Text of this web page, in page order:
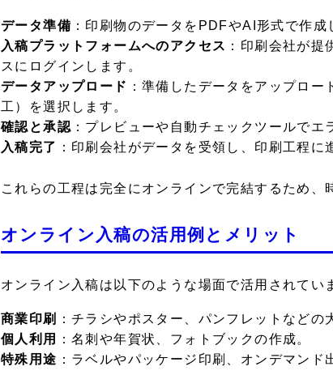
データ準備 ：印刷物のデータをPDFやAI形式で作
入稿プラットフォームへのアクセス ：印刷会社が
スにログインします。
データアップロード ：準備したデータをアップロ
工）を選択します。
確認と承認 ：プレビューや自動チェックツールでエ
入稿完了 ：印刷会社がデータを受領し、印刷工程に
これらの工程は完全にオンラインで完結するため、
オンライン入稿の活用例とメリット
オンライン入稿は以下のような場面で活用されてい
商業印刷
：チラシやポスター、パンフレットなどの
個人利用
：名刺や年賀状、フォトブックの作成。
特殊用途 ：ラベルやパッケージ印刷、オンデマンド